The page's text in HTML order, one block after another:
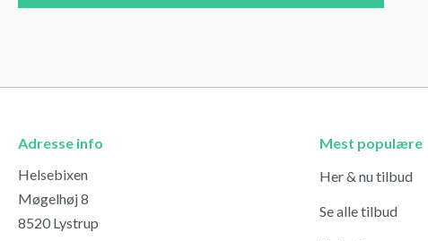
Adresse info
Helsebixen
Møgelhøj 8
8520 Lystrup
Mest populære
Her & nu tilbud
Se alle tilbud